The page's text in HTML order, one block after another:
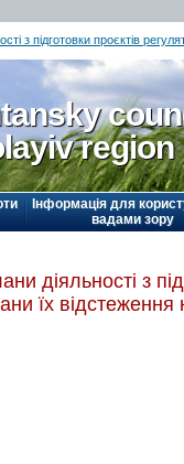
з підготовки проєктів
region
Інформація для
вадами зору
діяльності з
їх відстеження